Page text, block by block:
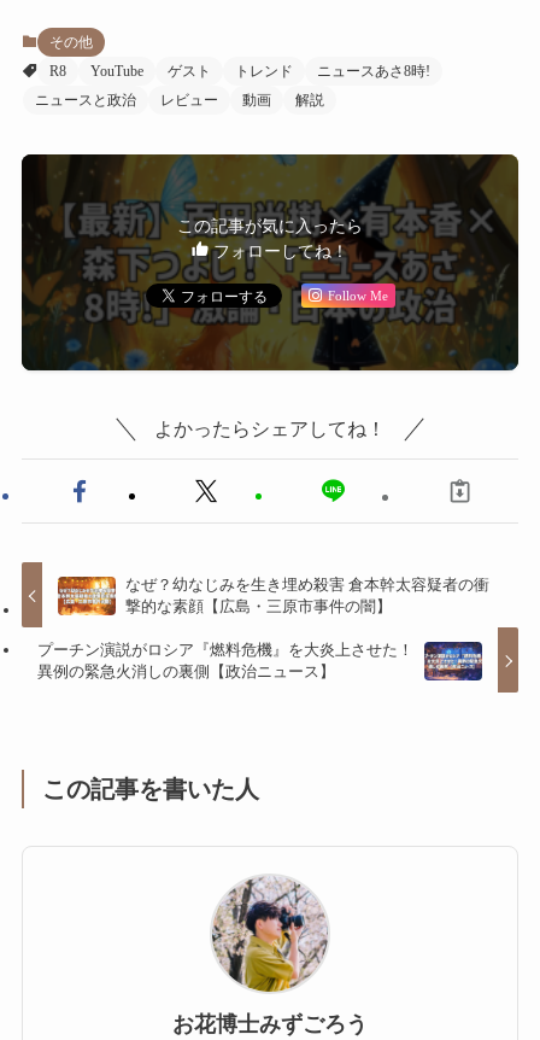
その他
R8
YouTube ゲスト トレンド
ニュースあさ8時!
ニュースと政治
レビュー 動画 解説
この記事が気に入ったら
フォローしてね！
Follow Me
よかったらシェアしてね！
なぜ？幼なじみを生き埋め殺害 倉本幹太容疑者の衝
撃的な素顔【広島・三原市事件の闇】
プーチン演説がロシア『燃料危機』を大炎上させた！
異例の緊急火消しの裏側【政治ニュース】
この記事を書いた人
お花博士みずごろう